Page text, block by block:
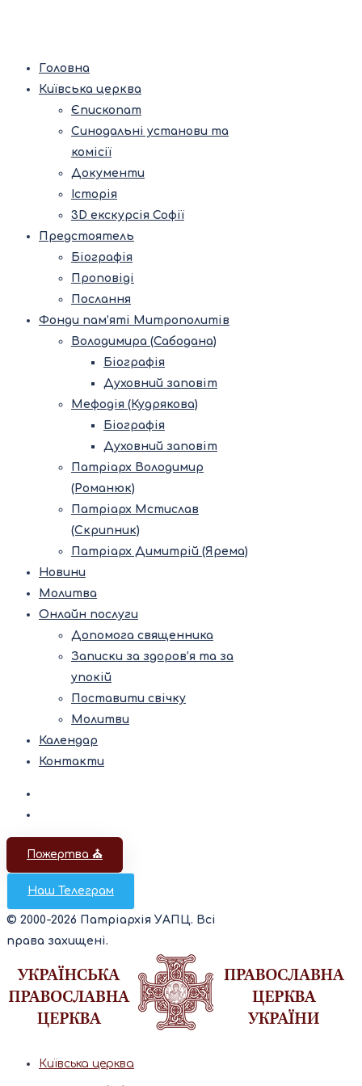
Головна
Київська церква
Єпископат
Синодальні установи та
комісії
Документи
Історія
3D екскурсія Софії
Предстоятель
Біографія
Проповіді
Послання
Фонди пам’яті Митрополитів
Володимира (Сабодана)
Біографія
Духовний заповіт
Мефодія (Кудрякова)
Біографія
Духовний заповіт
Патріарх Володимир
(Романюк)
Патріарх Мстислав
(Скрипник)
Патріарх Димитрій (Ярема)
Новини
Молитва
Онлайн послуги
Допомога священника
Записки за здоров’я та за
упокій
Поставити свічку
Молитви
Календар
Контакти
Пожертва ⛪️
Наш Телеграм
© 2000-2026 Патріархія УАПЦ. Всі
права захищені.
Київська церква